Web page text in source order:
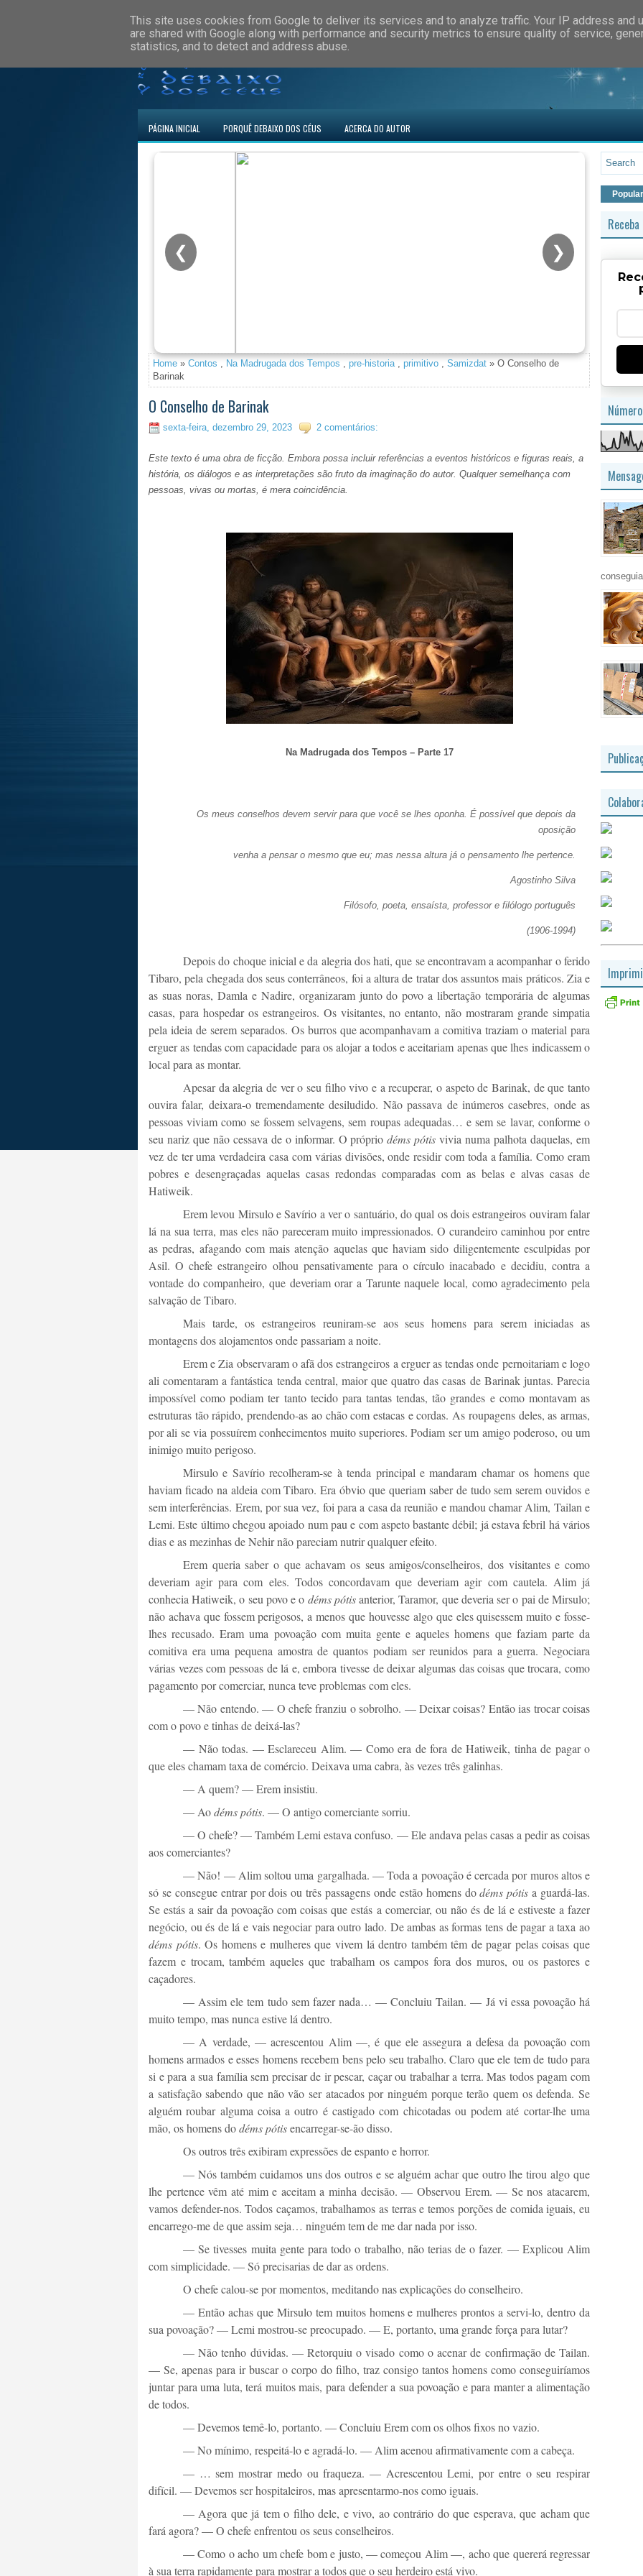
PÁGINA INICIAL PORQUÊ DEBAIXO DOS CÉUS ACERCA DO AUTOR
❮ ❯
Home » Contos , Na Madrugada dos Tempos , pre-historia, primitivo , Samizdat » O Conselho de
Barinak
O Conselho de Barinak
sexta-feira, dezembro 29, 2023 2 comentários:
Este texto é uma obra de ficção. Embora possa incluir referências a eventos históricos e figuras reais, a
história, os diálogos e as interpretações são fruto da imaginação do autor. Qualquer semelhança com
pessoas, vivas ou mortas, é mera coincidência.
Na Madrugada dos Tempos – Parte 17
Os meus conselhos devem servir para que você se lhes oponha. É possível que depois da
oposição
venha a pensar o mesmo que eu; mas nessa altura já o pensamento lhe pertence.
Agostinho Silva
Filósofo, poeta, ensaísta, professor e filólogo português
(1906-1994)
Depois do choque inicial e da alegria dos hati, que se encontravam a acompanhar o ferido
Tibaro, pela chegada dos seus conterrâneos, foi a altura de tratar dos assuntos mais práticos. Zia e
as suas noras, Damla e Nadire, organizaram junto do povo a libertação temporária de algumas
casas, para hospedar os estrangeiros. Os visitantes, no entanto, não mostraram grande simpatia
pela ideia de serem separados. Os burros que acompanhavam a comitiva traziam o material para
erguer as tendas com capacidade para os alojar a todos e aceitariam apenas que lhes indicassem o
local para as montar.
Apesar da alegria de ver o seu filho vivo e a recuperar, o aspeto de Barinak, de que tanto
ouvira falar, deixara-o tremendamente desiludido. Não passava de inúmeros casebres, onde as
pessoas viviam como se fossem selvagens, sem roupas adequadas… e sem se lavar, conforme o
seu nariz que não cessava de o informar. O própriodéms pótis vivia numa palhota daquelas, em
vez de ter uma verdadeira casa com várias divisões, onde residir com toda a família. Como eram
pobres e desengraçadas aquelas casas redondas comparadas com as belas e alvas casas de
Hatiweik.
Erem levou Mirsulo e Savírio a ver o santuário, do qual os dois estrangeiros ouviram falar
lá na sua terra, mas eles não pareceram muito impressionados. O curandeiro caminhou por entre
as pedras, afagando com mais atenção aquelas que haviam sido diligentemente esculpidas por
Asil. O chefe estrangeiro olhou pensativamente para o círculo inacabado e decidiu, contra a
vontade do companheiro, que deveriam orar a Tarunte naquele local, como agradecimento pela
salvação de Tibaro.
Mais tarde, os estrangeiros reuniram-se aos seus homens para serem iniciadas as
montagens dos alojamentos onde passariam a noite.
Erem e Zia observaram o afã dos estrangeiros a erguer as tendas onde pernoitariam e logo
ali comentaram a fantástica tenda central, maior que quatro das casas de Barinak juntas. Parecia
impossível como podiam ter tanto tecido para tantas tendas, tão grandes e como montavam as
estruturas tão rápido, prendendo-as ao chão com estacas e cordas. As roupagens deles, as armas,
por ali se via possuírem conhecimentos muito superiores. Podiam ser um amigo poderoso, ou um
inimigo muito perigoso.
Mirsulo e Savírio recolheram-se à tenda principal e mandaram chamar os homens que
haviam ficado na aldeia com Tibaro. Era óbvio que queriam saber de tudo sem serem ouvidos e
sem interferências. Erem, por sua vez, foi para a casa da reunião e mandou chamar Alim, Tailan e
Lemi. Este último chegou apoiado num pau e com aspeto bastante débil; já estava febril há vários
dias e as mezinhas de Nehir não pareciam nutrir qualquer efeito.
Erem queria saber o que achavam os seus amigos/conselheiros, dos visitantes e como
deveriam agir para com eles. Todos concordavam que deveriam agir com cautela. Alim já
conhecia Hatiweik, o seu povo e o déms pótisanterior, Taramor, que deveria ser o pai de Mirsulo;
não achava que fossem perigosos, a menos que houvesse algo que eles quisessem muito e fosse-
lhes recusado. Eram uma povoação com muita gente e aqueles homens que faziam parte da
comitiva era uma pequena amostra de quantos podiam ser reunidos para a guerra. Negociara
várias vezes com pessoas de lá e, embora tivesse de deixar algumas das coisas que trocara, como
pagamento por comerciar, nunca teve problemas com eles.
— Não entendo. — O chefe franziu o sobrolho. — Deixar coisas? Então ias trocar coisas
com o povo e tinhas de deixá-las?
— Não todas. — Esclareceu Alim. — Como era de fora de Hatiweik, tinha de pagar o
que eles chamam taxa de comércio. Deixava uma cabra, às vezes três galinhas.
— A quem? — Erem insistiu.
— Aodéms pótis. — O antigo comerciante sorriu.
— O chefe? — Também Lemi estava confuso. — Ele andava pelas casas a pedir as coisas
aos comerciantes?
— Não! — Alim soltou uma gargalhada. — Toda a povoação é cercada por muros altos e
só se consegue entrar por dois ou três passagens onde estão homens dodéms pótisa guardá-las.
Se estás a sair da povoação com coisas que estás a comerciar, ou não és de lá e estiveste a fazer
negócio, ou és de lá e vais negociar para outro lado. De ambas as formas tens de pagar a taxa ao
déms pótis. Os homens e mulheres que vivem lá dentro também têm de pagar pelas coisas que
fazem e trocam, também aqueles que trabalham os campos fora dos muros, ou os pastores e
caçadores.
— Assim ele tem tudo sem fazer nada… — Concluiu Tailan. — Já vi essa povoação há
muito tempo, mas nunca estive lá dentro.
— A verdade, — acrescentou Alim —, é que ele assegura a defesa da povoação com
homens armados e esses homens recebem bens pelo seu trabalho. Claro que ele tem de tudo para
si e para a sua família sem precisar de ir pescar, caçar ou trabalhar a terra. Mas todos pagam com
a satisfação sabendo que não vão ser atacados por ninguém porque terão quem os defenda. Se
alguém roubar alguma coisa a outro é castigado com chicotadas ou podem até cortar-lhe uma
mão, os homens dodéms pótisencarregar-se-ão disso.
Os outros três exibiram expressões de espanto e horror.
— Nós também cuidamos uns dos outros e se alguém achar que outro lhe tirou algo que
lhe pertence vêm até mim e aceitam a minha decisão. — Observou Erem. — Se nos atacarem,
vamos defender-nos. Todos caçamos, trabalhamos as terras e temos porções de comida iguais, eu
encarrego-me de que assim seja… ninguém tem de me dar nada por isso.
— Se tivesses muita gente para todo o trabalho, não terias de o fazer. — Explicou Alim
com simplicidade. — Só precisarias de dar as ordens.
O chefe calou-se por momentos, meditando nas explicações do conselheiro.
— Então achas que Mirsulo tem muitos homens e mulheres prontos a servi-lo, dentro da
sua povoação? — Lemi mostrou-se preocupado. — E, portanto, uma grande força para lutar?
— Não tenho dúvidas. — Retorquiu o visado como o acenar de confirmação de Tailan.
— Se, apenas para ir buscar o corpo do filho, traz consigo tantos homens como conseguiríamos
juntar para uma luta, terá muitos mais, para defender a sua povoação e para manter a alimentação
de todos.
— Devemos temê-lo, portanto. — Concluiu Erem com os olhos fixos no vazio.
— No mínimo, respeitá-lo e agradá-lo. — Alim acenou afirmativamente com a cabeça.
— … sem mostrar medo ou fraqueza. — Acrescentou Lemi, por entre o seu respirar
difícil. — Devemos ser hospitaleiros, mas apresentarmo-nos como iguais.
— Agora que já tem o filho dele, e vivo, ao contrário do que esperava, que acham que
fará agora? — O chefe enfrentou os seus conselheiros.
— Como o acho um chefe bom e justo, — começou Alim —, acho que quererá regressar
à sua terra rapidamente para mostrar a todos que o seu herdeiro está vivo.
Popular
This site uses cookies from Google to deliver its services and to analyze traffic. Your IP address and
are shared with Google along with performance and security metrics to ensure quality of service,
statistics, and to detect and address abuse.